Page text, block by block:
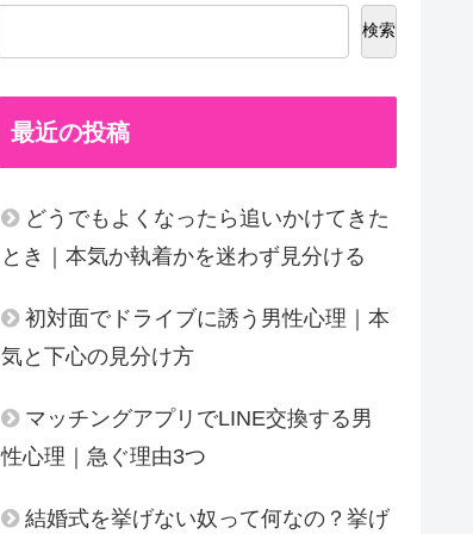
検索
最近の投稿
どうでもよくなったら追いかけてきた
とき｜本気か執着かを迷わず見分ける
初対面でドライブに誘う男性心理｜本
気と下心の見分け方
マッチングアプリでLINE交換する男
性心理｜急ぐ理由3つ
結婚式を挙げない奴って何なの？挙げ